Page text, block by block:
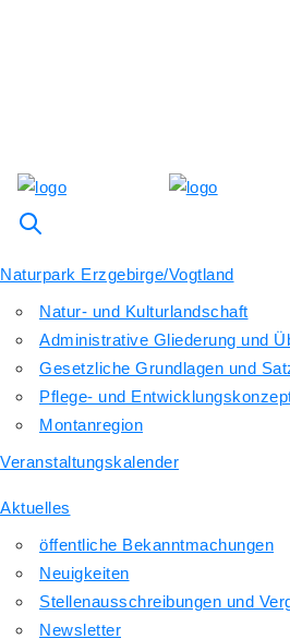
Naturpark Erzgebirge/Vogtland
Natur- und Kulturlandschaft
Administrative Gliederung und
Gesetzliche Grundlagen und
Pflege- und
Montanregion
Veranstaltungskalender
Aktuelles
öffentliche Bekanntmachungen
Neuigkeiten
Stellenausschreibungen und
Newsletter